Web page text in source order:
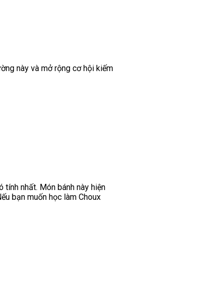
này và mở rộng cơ hội kiếm
tính nhất. Món bánh này hiện
bạn muốn học làm Choux